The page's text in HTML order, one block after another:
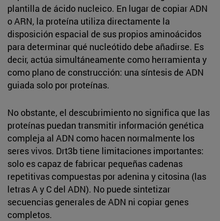
plantilla de ácido nucleico. En lugar de copiar ADN
o ARN, la proteína utiliza directamente la
disposición espacial de sus propios aminoácidos
para determinar qué nucleótido debe añadirse. Es
decir, actúa simultáneamente como herramienta y
como plano de construcción: una síntesis de ADN
guiada solo por proteínas.
No obstante, el descubrimiento no significa que las
proteínas puedan transmitir información genética
compleja al ADN como hacen normalmente los
seres vivos. Drt3b tiene limitaciones importantes:
solo es capaz de fabricar pequeñas cadenas
repetitivas compuestas por adenina y citosina (las
letras A y C del ADN). No puede sintetizar
secuencias generales de ADN ni copiar genes
completos.